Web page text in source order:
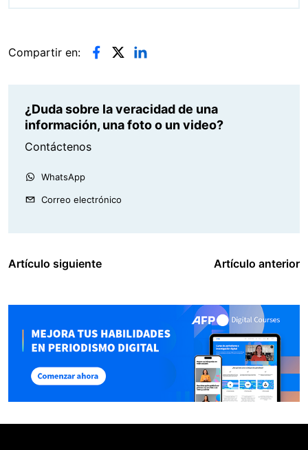
Compartir en:
¿Duda sobre la veracidad de una
información, una foto o un video?
Contáctenos
WhatsApp
Correo electrónico
Artículo siguiente Artículo anterior